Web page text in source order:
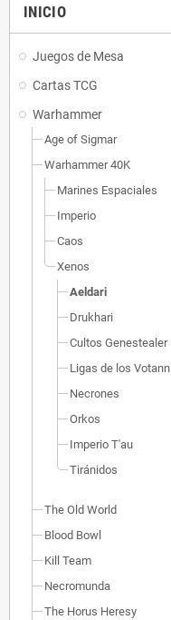
INICIO
Juegos de Mesa
Cartas TCG
Warhammer
Age of Sigmar
Warhammer 40K
Marines Espaciales
Imperio
Caos
Xenos
Aeldari
Drukhari
Cultos Genestealer
Ligas de los Votann
Necrones
Orkos
Imperio T'au
Tiránidos
The Old World
Blood Bowl
Kill Team
Necromunda
The Horus Heresy